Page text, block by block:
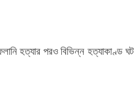
হত্যার পরও বিভিন্ন হত্যাকাণ্ড